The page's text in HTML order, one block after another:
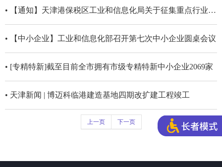
• 【通知】天津港保税区工业和信息化局关于征集重点行业含VOCs原辅材料替代典型项目的通知
• 【中小企业】工业和信息化部召开第七次中小企业圆桌会议
• [专精特新]截至目前全市拥有市级专精特新中小企业2069家
• 天津新闻 | 博迈科临港建造基地四期改扩建工程竣工
上一页 下一页